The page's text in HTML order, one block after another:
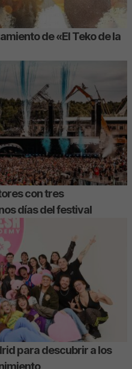
de «El Teko de la
con tres
días del festival
para descubrir a los